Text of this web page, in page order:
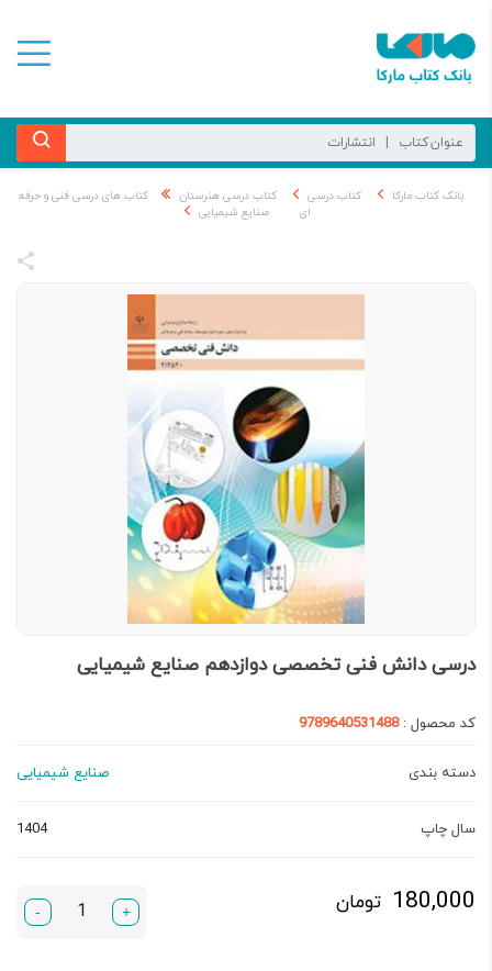
بانک کتاب مارکا کتاب درسی کتاب درسی هنرستان
کتاب های درسی فنی و حرفه
ای
صنایع شیمیایی
درسی دانش فنی تخصصی دوازدهم صنایع شیمیایی
کد محصول :9789640531488
دسته بندی صنایع شیمیایی
سال چاپ 1404
180,000 تومان +
-